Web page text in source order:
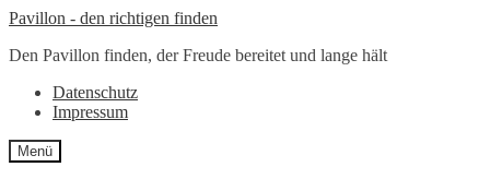
Zur
springen
Zum
springen
Pavillon - den richtigen finden
Den Pavillon finden, der Freude bereitet und lange hält
Datenschutz
Impressum
Menü